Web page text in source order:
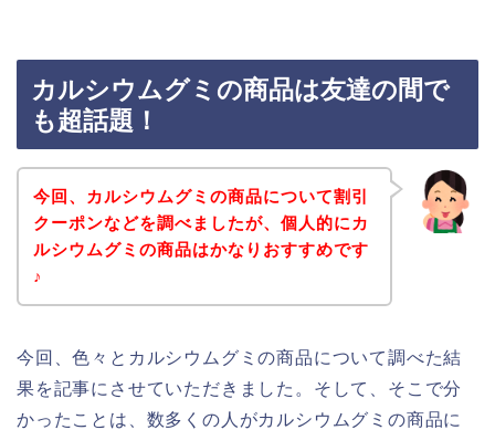
カルシウムグミの商品は友達の間で
も超話題！
今回、カルシウムグミの商品について割引
クーポンなどを調べましたが、個人的にカ
ルシウムグミの商品はかなりおすすめです
♪
今回、色々とカルシウムグミの商品について調べた結
果を記事にさせていただきました。そして、そこで分
かったことは、数多くの人がカルシウムグミの商品に